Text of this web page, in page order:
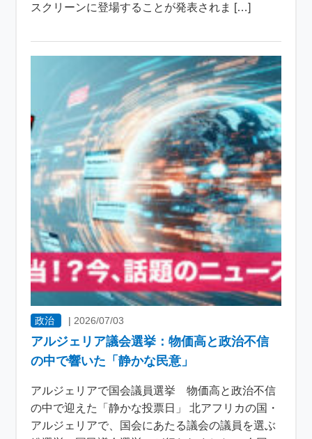
スクリーンに登場することが発表されま […]
政治 | 2026/07/03
アルジェリア議会選挙：物価高と政治不信
の中で響いた「静かな民意」
アルジェリアで国会議員選挙 物価高と政治不信
の中で迎えた「静かな投票日」 北アフリカの国・
アルジェリアで、国会にあたる議会の議員を選ぶ